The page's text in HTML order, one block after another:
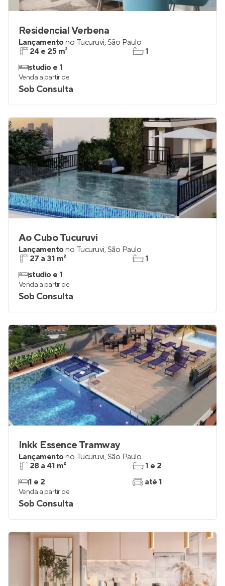
Residencial Verbena
Lançamentono Tucuruvi,São Paulo
24 e 25 m²
studio e 1
1
Venda a partir de
Sob Consulta
Ao Cubo Tucuruvi
Lançamentono Tucuruvi,São Paulo
27 a 31 m²
studio e 1
1
Venda a partir de
Sob Consulta
Inkk Essence Tramway
Lançamentono Tucuruvi,São Paulo
28 a 41 m²
1 e 2
1 e 2
até 1
Venda a partir de
Sob Consulta